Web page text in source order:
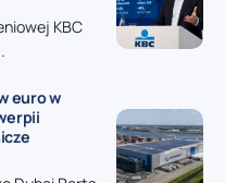
KBC
euro w